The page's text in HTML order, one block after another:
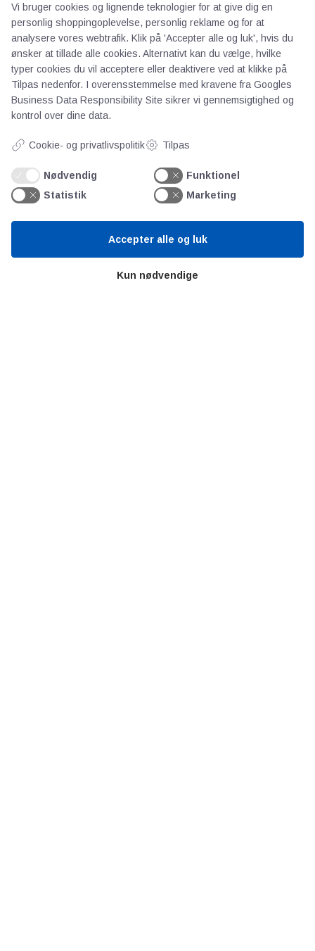
Vil du høre mere om hvordan vi kan hjælpe
dig med at opnå
energibesparelser? Kontakt os.
Vi bruger cookies og lignende teknologier for at give dig en
personlig shoppingoplevelse, personlig reklame og for at
analysere vores webtrafik. Klik på 'Accepter alle og luk', hvis du
ønsker at tillade alle cookies. Alternativt kan du vælge, hvilke
typer cookies du vil acceptere eller deaktivere ved at klikke på
Tilpas nedenfor. I overensstemmelse med kravene fra Googles
Business Data Responsibility Site sikrer vi gennemsigtighed og
kontrol over dine data.
Cookie- og privatlivspolitik Tilpas
Nødvendig
Funktionel
Statistik
Marketing
Kun nødvendige
Accepter alle og luk